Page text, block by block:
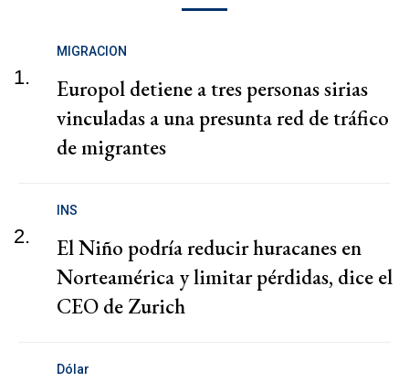
1.
MIGRACION
Europol detiene a tres personas sirias
vinculadas a una presunta red de tráfico
de migrantes
2.
INS
El Niño podría reducir huracanes en
Norteamérica y limitar pérdidas, dice el
CEO de Zurich
Dólar